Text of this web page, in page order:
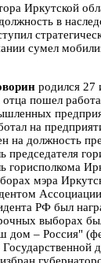
Иркутской
в
сумел
родился 27
пошел
на
на должность
председателя
горисполкома
мэра
РФ был
выборах
– Россия"